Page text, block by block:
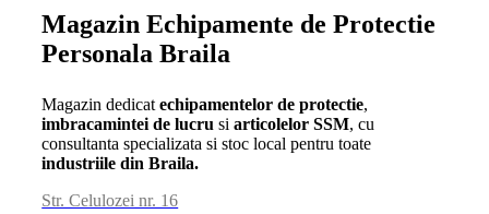
Magazin Echipamente de Protectie
Personala Braila
Magazin dedicatechipamentelor de protectie,
imbracamintei de lucru siarticolelor SSM, cu
consultanta specializata si stoc local pentru toate
industriile din Braila.
Str. Celulozei nr. 16